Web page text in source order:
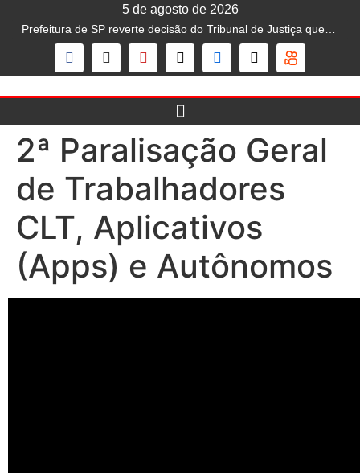
5 de agosto de 2026
2ª Paralisação Geral
de Trabalhadores
CLT, Aplicativos
(Apps) e Autônomos